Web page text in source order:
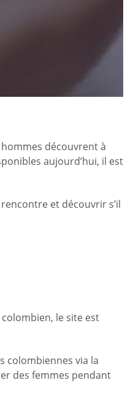
découvrent à
aujourd’hui, il est
et découvrir s’il
le site est
colombiennes via la
des femmes pendant